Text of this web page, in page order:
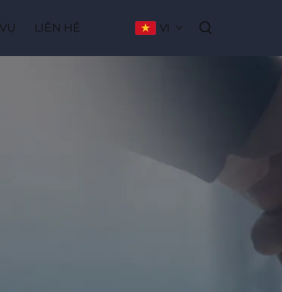
LIÊN HỆ VI